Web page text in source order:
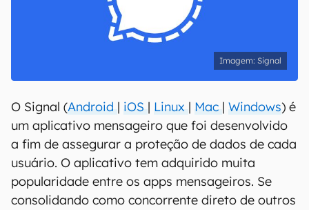
Signal
O Signal (Android | iOS | Linux | Mac | Windows) é
um aplicativo mensageiro que foi desenvolvido
a fim de assegurar a proteção de dados de cada
usuário. O aplicativo tem adquirido muita
popularidade entre os apps mensageiros. Se
consolidando como concorrente direto de outros